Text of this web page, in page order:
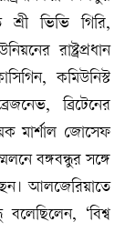
শ্রী ভিভি গিরি,
রাষ্ট্রপ্রধান
কমিউনিস্ট
ব্রিটেনের
মার্শাল জোসেফ
বঙ্গবন্ধুর সঙ্গে
আলজেরিয়াতে
বলেছিলেন, ‘বিশ্ব